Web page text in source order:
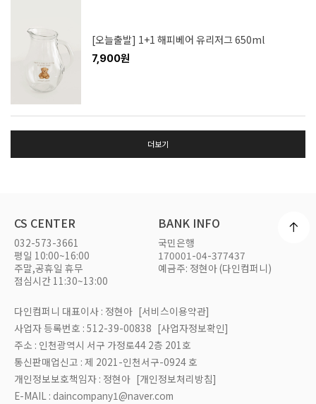
[오늘출발] 1+1 해피베어 유리저그 650ml
7,900원
더보기
CS CENTER
032-573-3661
평일 10:00~16:00
주말,공휴일 휴무
점심시간 11:30~13:00
BANK INFO
국민은행
170001-04-377437
예금주: 정현아 (다인컴퍼니)
다인컴퍼니 대표이사 : 정현아 [서비스이용약관]
사업자 등록번호 : 512-39-00838 [사업자정보확인]
주소 : 인천광역시 서구 가정로44 2층 201호
통신판매업신고 : 제 2021-인천서구-0924 호
개인정보보호책임자 : 정현아 [개인정보처리방침]
E-MAIL : daincompany1@naver.com